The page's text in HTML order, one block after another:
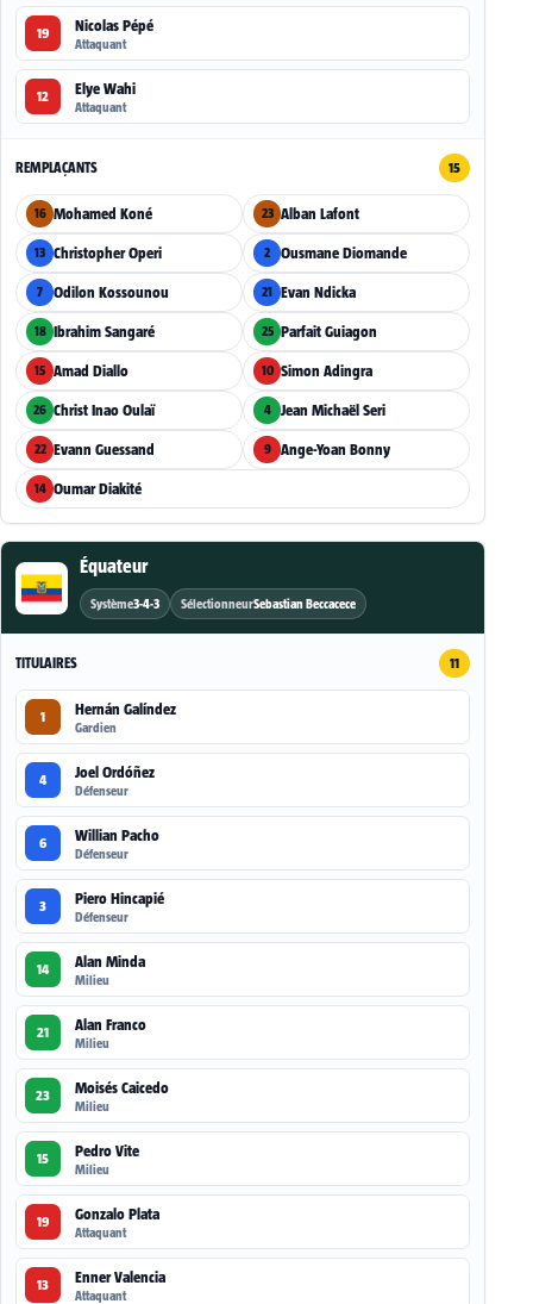
19 Nicolas Pépé
Attaquant
12 Elye Wahi
Attaquant
REMPLAÇANTS 15
16 Mohamed Koné 23 Alban Lafont
13 Christopher Operi 2 Ousmane Diomande
7 Odilon Kossounou 21 Evan Ndicka
18 Ibrahim Sangaré 25 Parfait Guiagon
15 Amad Diallo 10 Simon Adingra
26 Christ Inao Oulaï 4 Jean Michaël Seri
22 Evann Guessand 9 Ange-Yoan Bonny
14 Oumar Diakité
Équateur
Système3-4-3 SélectionneurSebastian Beccacece
TITULAIRES 11
1 Hernán Galíndez
Gardien
4 Joel Ordóñez
Défenseur
6 Willian Pacho
Défenseur
3 Piero Hincapié
Défenseur
14 Alan Minda
Milieu
21 Alan Franco
Milieu
23 Moisés Caicedo
Milieu
15 Pedro Vite
Milieu
19 Gonzalo Plata
Attaquant
13 Enner Valencia
Attaquant